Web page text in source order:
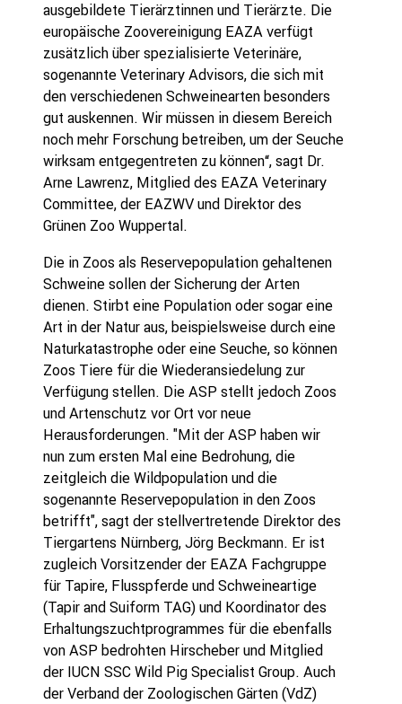
ausgebildete Tierärztinnen und Tierärzte. Die
europäische Zoovereinigung EAZA verfügt
zusätzlich über spezialisierte Veterinäre,
sogenannte Veterinary Advisors, die sich mit
den verschiedenen Schweinearten besonders
gut auskennen. Wir müssen in diesem Bereich
noch mehr Forschung betreiben, um der Seuche
wirksam entgegentreten zu können“, sagt Dr.
Arne Lawrenz, Mitglied des EAZA Veterinary
Committee, der EAZWV und Direktor des
Grünen Zoo Wuppertal.
Die in Zoos als Reservepopulation gehaltenen
Schweine sollen der Sicherung der Arten
dienen. Stirbt eine Population oder sogar eine
Art in der Natur aus, beispielsweise durch eine
Naturkatastrophe oder eine Seuche, so können
Zoos Tiere für die Wiederansiedelung zur
Verfügung stellen. Die ASP stellt jedoch Zoos
und Artenschutz vor Ort vor neue
Herausforderungen. "Mit der ASP haben wir
nun zum ersten Mal eine Bedrohung, die
zeitgleich die Wildpopulation und die
sogenannte Reservepopulation in den Zoos
betrifft", sagt der stellvertretende Direktor des
Tiergartens Nürnberg, Jörg Beckmann. Er ist
zugleich Vorsitzender der EAZA Fachgruppe
für Tapire, Flusspferde und Schweineartige
(Tapir and Suiform TAG) und Koordinator des
Erhaltungszuchtprogrammes für die ebenfalls
von ASP bedrohten Hirscheber und Mitglied
der IUCN SSC Wild Pig Specialist Group. Auch
der Verband der Zoologischen Gärten (VdZ)